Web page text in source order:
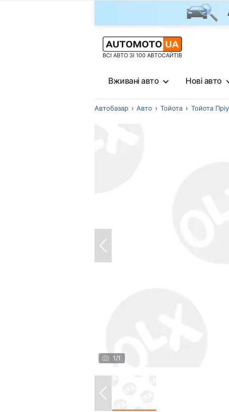
ВСІ АВТО ЗІ 100 АВТОСАЙТІВ
Вживані авто Нові авто
Автобазар Авто Тойота Тойота
1 /1